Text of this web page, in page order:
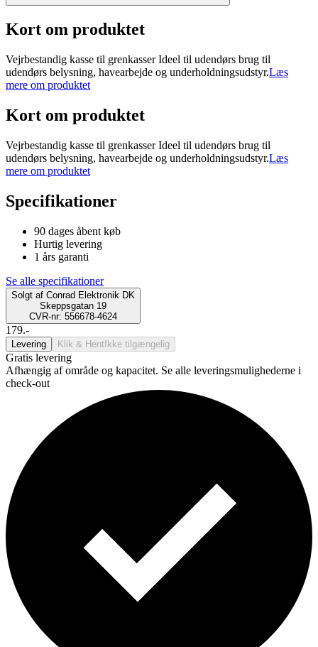
Kort om produktet
Vejrbestandig kasse til grenkasser Ideel til udendørs brug til
udendørs belysning, havearbejde og underholdningsudstyr.Læs
mere om produktet
Kort om produktet
Vejrbestandig kasse til grenkasser Ideel til udendørs brug til
udendørs belysning, havearbejde og underholdningsudstyr.Læs
mere om produktet
Specifikationer
90 dages åbent køb
Hurtig levering
1 års garanti
Se alle specifikationer
Solgt af Conrad Elektronik DK
Skeppsgatan 19
CVR-nr: 556678-4624
179.-
Levering Klik & Hent Ikke tilgængelig
Gratis levering
Afhængig af område og kapacitet. Se alle leveringsmulighederne i
check-out